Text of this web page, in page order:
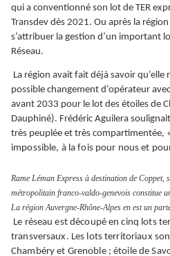
qui a conventionné son lot de TER
Transdev dès 2021. Ou après la
s’attribuer la gestion d’un important
Réseau.
La région avait fait déjà savoir qu’elle
possible changement d’opérateur
avant 2033 pour le lot des étoiles de
Dauphiné). Frédéric Aguilera
très peuplée et très compartimentée,
impossible, à la fois pour nous et
Rame Léman Express à destination de Coppet,
métropolitain franco-valdo-genevois constitue
La région Auvergne-Rhône-Alpes en est un
Le réseau est découpé en cinq lots
transversaux. Les lots territoriaux
Chambéry et Grenoble ; étoile de